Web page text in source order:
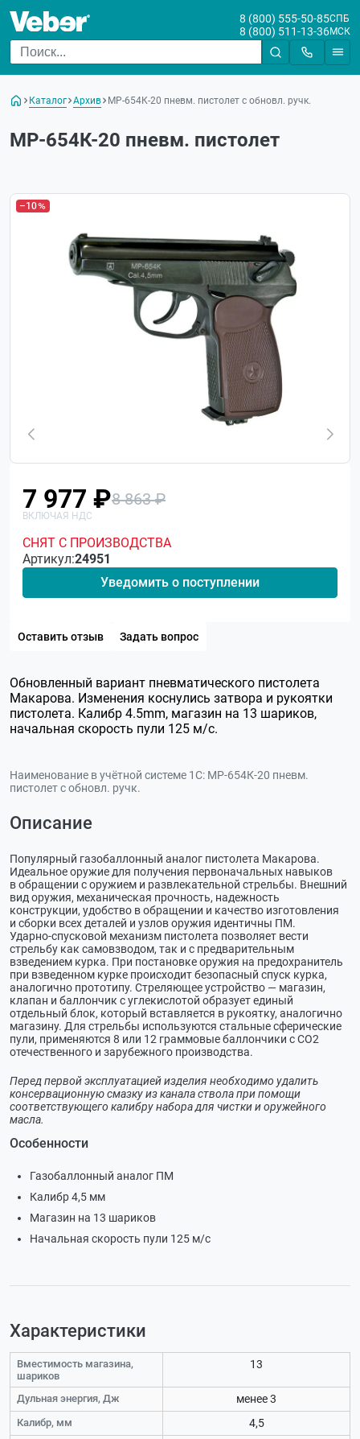
8 (800) 555-50-85СПБ
8 (800) 511-13-36МСК
Каталог Архив МР-654К-20 пневм. пистолет с обновл. ручк.
МР-654К-20 пневм. пистолет
–10
7 977 ₽8 863 ₽
СНЯТ С ПРОИЗВОДСТВА
Артикул:24951
Уведомить о поступлении
Оставить отзыв Задать вопрос
Обновленный вариант пневматического пистолета
Макарова. Изменения коснулись затвора и рукоятки
пистолета. Калибр 4.5mm, магазин на 13 шариков,
начальная скорость пули 125 м/с.
Наименование в учётной системе 1С: МР-654К-20 пневм.
пистолет с обновл. ручк.
Описание
Популярный газобаллонный аналог пистолета Макарова.
Идеальное оружие для получения первоначальных навыков
в обращении с оружием и развлекательной стрельбы. Внешний
вид оружия, механическая прочность, надежность
конструкции, удобство в обращении и качество изготовления
и сборки всех деталей и узлов оружия идентичны ПМ.
Ударно-спусковой механизм пистолета позволяет вести
стрельбу как самовзводом, так и с предварительным
взведением курка. При постановке оружия на предохранитель
при взведенном курке происходит безопасный спуск курка,
аналогично прототипу. Стреляющее устройство — магазин,
клапан и баллончик с углекислотой образует единый
отдельный блок, который вставляется в рукоятку, аналогично
магазину. Для стрельбы используются стальные сферические
пули, применяются 8 или 12 граммовые баллончики с СО2
отечественного и зарубежного производства.
Перед первой эксплуатацией изделия необходимо удалить
консервационную смазку из канала ствола при помощи
соответствующего калибру набора для чистки и оружейного
масла.
Особенности
Газобаллонный аналог ПМ
Калибр 4,5 мм
Магазин на 13 шариков
Начальная скорость пули 125 м/с
Характеристики
Вместимость магазина,
шариков
13
Дульная энергия, Дж менее 3
Калибр, мм 4,5